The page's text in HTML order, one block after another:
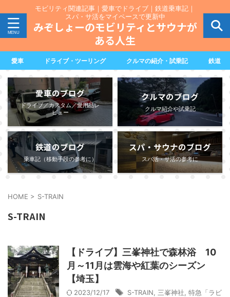
モビリティ関連記事｜愛車でドライブ｜鉄道乗車記｜
スパ・サ活をマイペースで更新中
みぞしょーのモビリティとサウナが
ある人生
愛車 ドライブ・ツーリング クルマの紹介・試乗記 鉄道
愛車のブログ
ドライブ／カスタム／愛用品レ
ビュー
クルマのブログ
クルマ紹介や試乗記
鉄道のブログ
乗車記（移動手段の参考に）
スパ・サウナのブログ
スパ活・サ活の参考に
HOME > S-TRAIN
S-TRAIN
【ドライブ】三峯神社で森林浴 10
月～11月は雲海や紅葉のシーズン
【埼玉】
2023/12/17 S-TRAIN 三峯神社 特急「ラビ